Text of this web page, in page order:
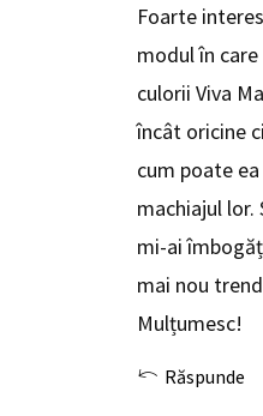
Foarte
modul în
culorii Viva
încât oricine
cum poate
machiajul lor.
mi-ai
mai nou
Mulțumesc!
Răspunde